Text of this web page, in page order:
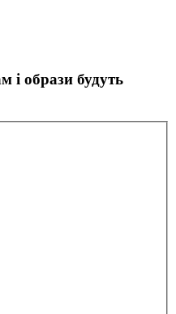
і образи будуть